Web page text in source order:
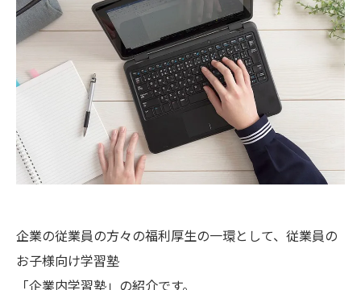
企業の従業員の方々の福利厚生の一環として、従業員の
お子様向け学習塾
「企業内学習塾」の紹介です。